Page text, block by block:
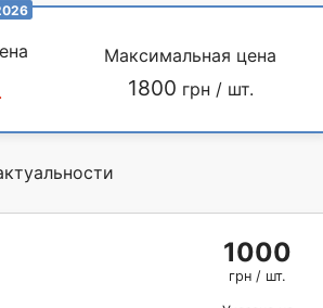
Максимальная цена
1800 грн / шт.
1000
грн / шт.